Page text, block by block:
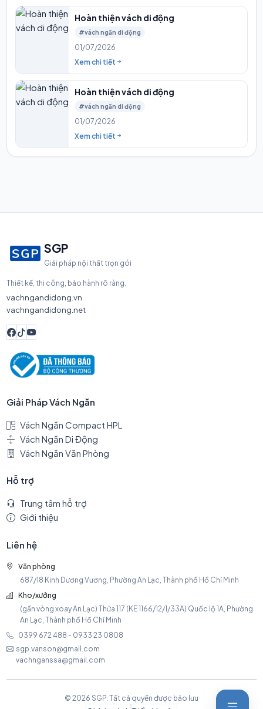
Hoàn thiện vách di động
#vách ngăn di động
01/07/2026
Xem chi tiết
Hoàn thiện vách di động
#vách ngăn di động
01/07/2026
Xem chi tiết
SGP
Giải pháp nội thất trọn gói
Thiết kế, thi công, bảo hành rõ ràng.
vachngandidong.vn
vachngandidong.net
Giải Pháp Vách Ngăn
Vách Ngăn Compact HPL
Vách Ngăn Di Động
Vách Ngăn Văn Phòng
Hỗ trợ
Trung tâm hỗ trợ
Giới thiệu
Liên hệ
Văn phòng
687/18 Kinh Dương Vương, Phường An Lạc, Thành phố Hồ Chí Minh
Kho/xưởng
(gần vòng xoay An Lạc) Thửa 117 (KE 1166/12/1/33A) Quốc lộ 1A, Phường
An Lạc, Thành phố Hồ Chí Minh
0399 672 488 - 0933 23 0808
sgp.vanson@gmail.com
vachnganssa@gmail.com
© 2026 SGP. Tất cả quyền được bảo lưu